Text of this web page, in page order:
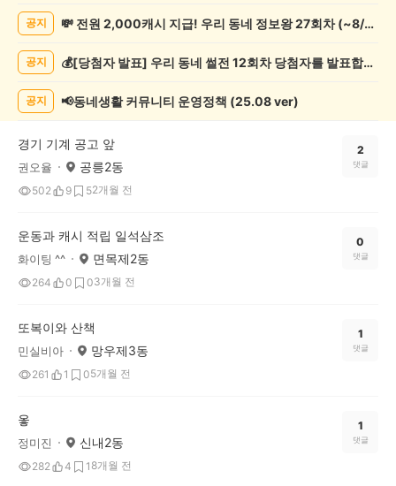
기
공지 💸 전원 2,000캐시 지급! 우리 동네 정보왕 27회차 (~8/10)
공지 💰[당첨자 발표] 우리 동네 썰전 12회차 당첨자를 발표합니다!
공지 📢동네생활 커뮤니티 운영정책 (25.08 ver)
경기 기계 공고 앞
권오율 공릉2동
502 9 52개월 전
2
댓글
운동과 캐시 적립 일석삼조
화이팅 ^^ 면목제2동
264 0 03개월 전
0
댓글
또복이와 산책
민실비아 망우제3동
261 1 05개월 전
1
댓글
옿
정미진 신내2동
282 4 1 8개월 전
1
댓글